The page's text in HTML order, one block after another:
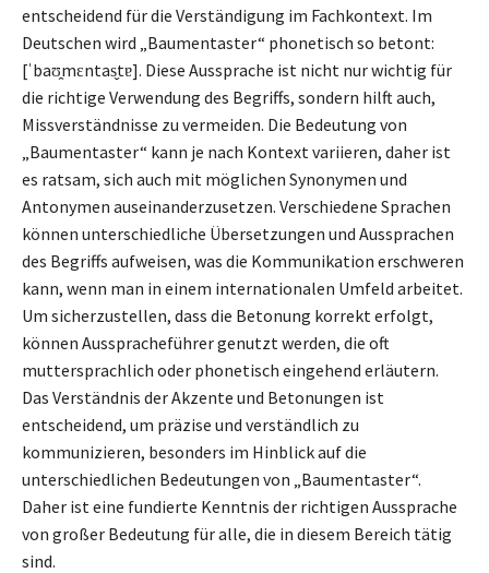
entscheidend für die Verständigung im Fachkontext. Im
Deutschen wird „Baumentaster“ phonetisch so betont:
[ˈbaʊ̯mɛntas̬tɐ]. Diese Aussprache ist nicht nur wichtig für
die richtige Verwendung des Begriffs, sondern hilft auch,
Missverständnisse zu vermeiden. Die Bedeutung von
„Baumentaster“ kann je nach Kontext variieren, daher ist
es ratsam, sich auch mit möglichen Synonymen und
Antonymen auseinanderzusetzen. Verschiedene Sprachen
können unterschiedliche Übersetzungen und Aussprachen
des Begriffs aufweisen, was die Kommunikation erschweren
kann, wenn man in einem internationalen Umfeld arbeitet.
Um sicherzustellen, dass die Betonung korrekt erfolgt,
können Ausspracheführer genutzt werden, die oft
muttersprachlich oder phonetisch eingehend erläutern.
Das Verständnis der Akzente und Betonungen ist
entscheidend, um präzise und verständlich zu
kommunizieren, besonders im Hinblick auf die
unterschiedlichen Bedeutungen von „Baumentaster“.
Daher ist eine fundierte Kenntnis der richtigen Aussprache
von großer Bedeutung für alle, die in diesem Bereich tätig
sind.